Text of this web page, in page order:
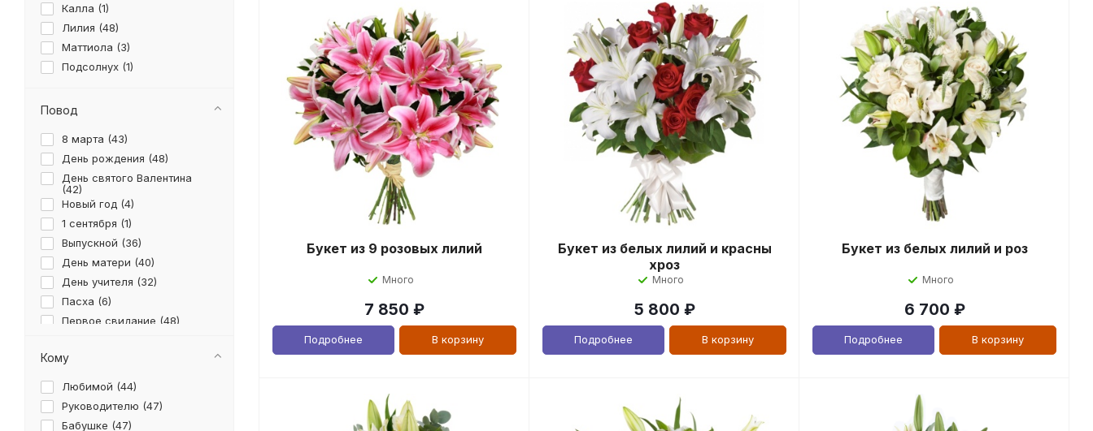
Букет из 9 розовых лилий
Много
7 850 ₽
Подробнее В корзину
Букет из белых лилий и красны
хроз
Много
5 800 ₽
Подробнее В корзину
Букет из белых лилий и роз
Много
6 700 ₽
Подробнее В корзину
Калла (1)
Лилия (48)
Маттиола (3)
Подсолнух (1)
Роза (
Статица (2)
Тюльпан (2)
Хризантема ( 3)
Эустома (1 )
Повод
8 марта (43)
День рождения (48)
День святого Валентина
(42)
Новый год (4)
1 сентября (1)
Выпускной (36)
День матери (40)
День учителя (32)
Пасха (6)
Первое свидание (48)
Рождение ребенка (
Рождество (
4
Татьянин день (
Кому
Любимой (44)
Руководителю (47)
Бабушке (47)